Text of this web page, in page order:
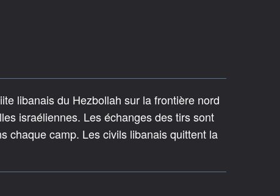
libanais du Hezbollah sur la frontière nord
israéliennes. Les échanges des tirs sont
chaque camp. Les civils libanais quittent la